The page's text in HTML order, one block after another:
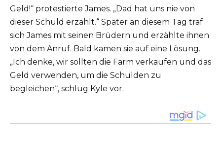
Geld!“ protestierte James. „Dad hat uns nie von
dieser Schuld erzählt.“ Später an diesem Tag traf
sich James mit seinen Brüdern und erzählte ihnen
von dem Anruf. Bald kamen sie auf eine Lösung.
„Ich denke, wir sollten die Farm verkaufen und das
Geld verwenden, um die Schulden zu
begleichen“, schlug Kyle vor.